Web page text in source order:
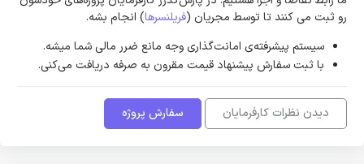
رو ثبت می کنند تا توسط مجریان (فریلنسرها) انجام بشه.
سیستم پیشرفته‌ی امانت‌گذاری وجه مانع ضرر مالی شما میشه.
با ثبت سفارش پیشنهاد قیمت مقرون به صرفه دریافت می‌کنی.
دیدن نظرات کارفرمایان سفارش پروژه